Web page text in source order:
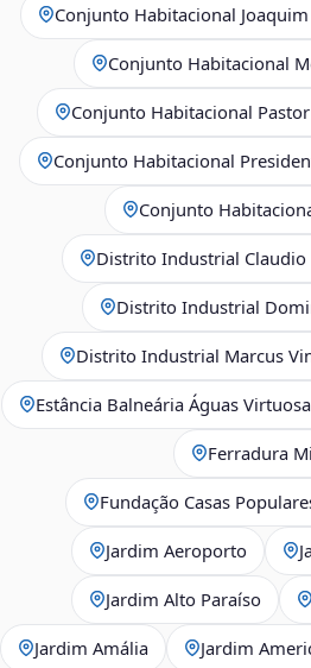
Conjunto Habitacional
Conjunto Habitacional
Conjunto Habitacional
Conjunto Habitacional
Conjunto
Distrito Industrial Claudio
Distrito Industrial
Distrito Industrial Marcus
Estância Balneária Águas
Ferradura
Fundação Casas
Jardim Aeroporto
Jardim Alto Paraíso
Jardim Amália Jardim